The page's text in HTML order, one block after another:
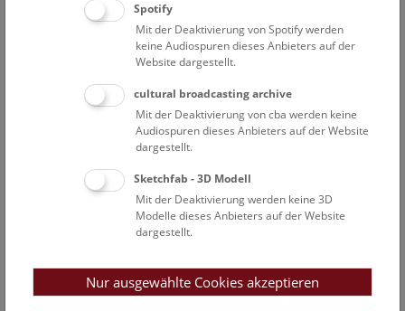
die Künstlerin suchend und forschend durch die
Lösslandschaft Niederösterreichs. Im Löss hat man die
29.500 Jahre alte Venus von Willendorf gefunden und die
noch ältere Fanny vom Galgenberg. Samsonows
Fotografien beziehen sich auf diese „älteren Schwestern“,
die im Venuskabinett der Prähistorischen Schausäle zu
sehen sind. Die Serie kann als visuelle Lyrik zum Thema
„Frau und Erde“ verstanden werden.
Elisabeth von Samsonow ist Künstlerin und Professorin
an der Akademie der bildenden Künste, Wien. Sie ist
wissenschaftliche Leiterin des Forschungsprojektes THE
DISSIDENT GODDESSES‘ NETWORK.
von Samsonow, Eva Blimlinger, Walpurga Antl-Weiser
und Christian Köberl ist unterhttp://www.tdgn.at/loess
Spotify
Mit der Deaktivierung von Spotify werden
keine Audiospuren dieses Anbieters auf der
Website dargestellt.
cultural broadcasting archive
Mit der Deaktivierung von cba werden keine
Audiospuren dieses Anbieters auf der Website
dargestellt.
Sketchfab - 3D Modell
Mit der Deaktivierung werden keine 3D
Modelle dieses Anbieters auf der Website
dargestellt.
Nur ausgewählte Cookies akzeptieren